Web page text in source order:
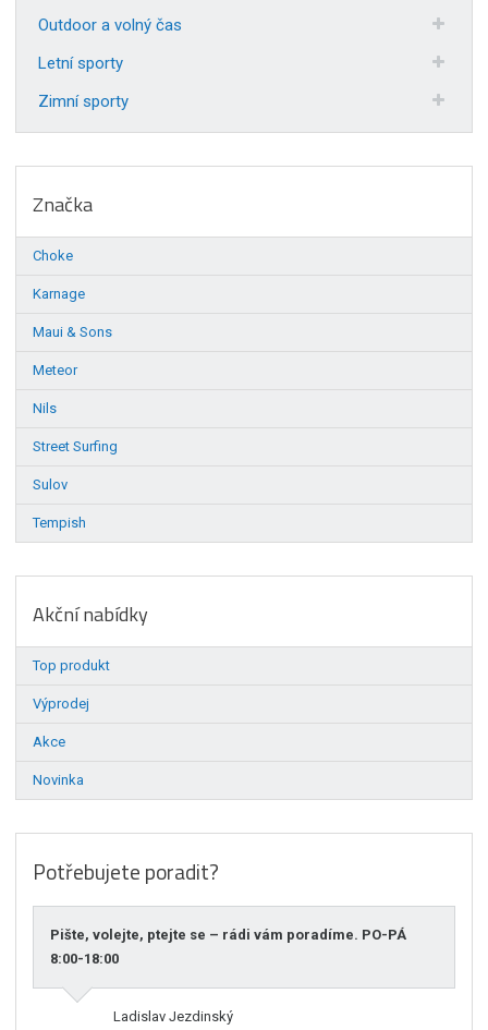
Outdoor a volný čas
Letní sporty
Zimní sporty
Značka
Choke
Karnage
Maui & Sons
Meteor
Nils
Street Surfing
Sulov
Tempish
Akční nabídky
Top produkt
Výprodej
Akce
Novinka
Potřebujete poradit?
Pište, volejte, ptejte se – rádi vám poradíme. PO-PÁ
8:00-18:00
Ladislav Jezdinský